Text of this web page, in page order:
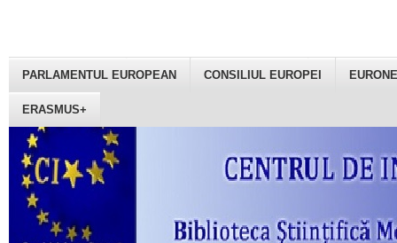
PARLAMENTUL EUROPEAN CONSILIUL EUROPEI
ERASMUS+